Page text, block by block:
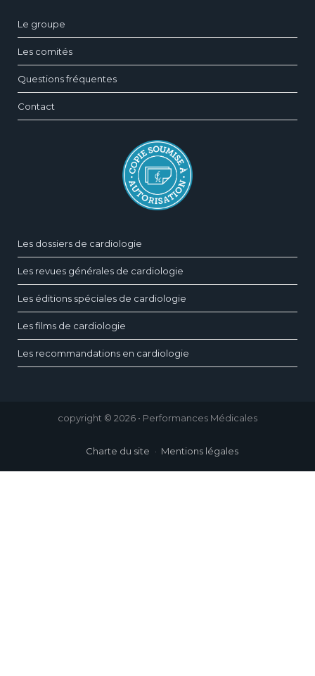
Le groupe
Les comités
Questions fréquentes
Contact
Les dossiers de cardiologie
Les revues générales de cardiologie
Les éditions spéciales de cardiologie
Les films de cardiologie
Les recommandations en cardiologie
copyright © 2026 • Performances Médicales
Charte du site Mentions légales